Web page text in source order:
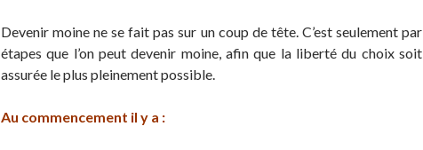
Devenir moine ne se fait pas sur un coup de tête. C’est seulement par
étapes que l’on peut devenir moine, afin que la liberté du choix soit
assurée le plus pleinement possible.
Au commencement il y a :